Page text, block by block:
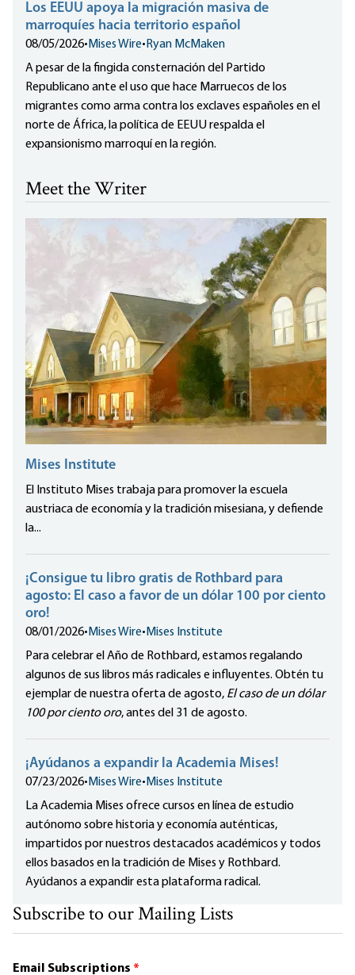
Los EEUU apoya la migración masiva de
marroquíes hacia territorio español
08/05/2026• Mises Wire• Ryan McMaken
A pesar de la fingida consternación del Partido
Republicano ante el uso que hace Marruecos de los
migrantes como arma contra los exclaves españoles en el
norte de África, la política de EEUU respalda el
expansionismo marroquí en la región.
Meet the Writer
Mises Institute
El Instituto Mises trabaja para promover la escuela
austriaca de economía y la tradición misesiana, y defiende
la...
¡Consigue tu libro gratis de Rothbard para
agosto: El caso a favor de un dólar 100 por ciento
oro!
08/01/2026• Mises Wire• Mises Institute
Para celebrar el Año de Rothbard, estamos regalando
algunos de sus libros más radicales e influyentes. Obtén tu
ejemplar de nuestra oferta de agosto, El caso de un dólar
100 por ciento oro, antes del 31 de agosto.
¡Ayúdanos a expandir la Academia Mises!
07/23/2026• Mises Wire• Mises Institute
La Academia Mises ofrece cursos en línea de estudio
autónomo sobre historia y economía auténticas,
impartidos por nuestros destacados académicos y todos
ellos basados en la tradición de Mises y Rothbard.
Ayúdanos a expandir esta plataforma radical.
Subscribe to our Mailing Lists
Email Subscriptions *